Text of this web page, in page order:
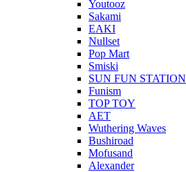
Youtooz
Sakami
EAKI
Nullset
Pop Mart
Smiski
SUN FUN STATION
Funism
TOP TOY
AET
Wuthering Waves
Bushiroad
Mofusand
Alexander